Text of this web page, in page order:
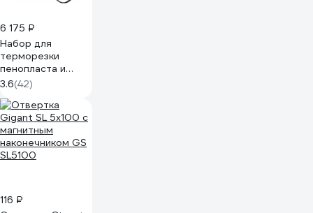
6 175 ₽
Набор для
терморезки
пенопласта и
пластика STAYER
Thermo cut 150
Вт, 2 ножа 45255-
H2
3.6(42)
116 ₽